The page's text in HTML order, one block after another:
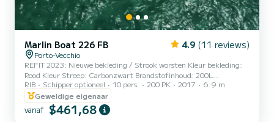
Marlin Boat 226 FB 4.9 (11 reviews)
Porto-Vecchio
REFIT 2023: Nieuwe bekleding / Strook worsten Kleur bekleding:
Rood Kleur Streep: Carbonzwart Brandstofinhoud: 200L
Watercapaciteit: 40L Lengte: 6m90 GPS/sounder, radio (BT),
micro-geperforeerde bimini-top (kan bewaard worden tijdens het
navigeren), afneembare tafel, zwemtrap & douche met helder
water. Gedurende 3 dagen: 1/2 dag gratis (prijs van 2,5 dagen)
RIB Schipper optioneel 10 pers. 200 PK 2017
6.9 m
Geweldige eigenaar
vanaf $461,68